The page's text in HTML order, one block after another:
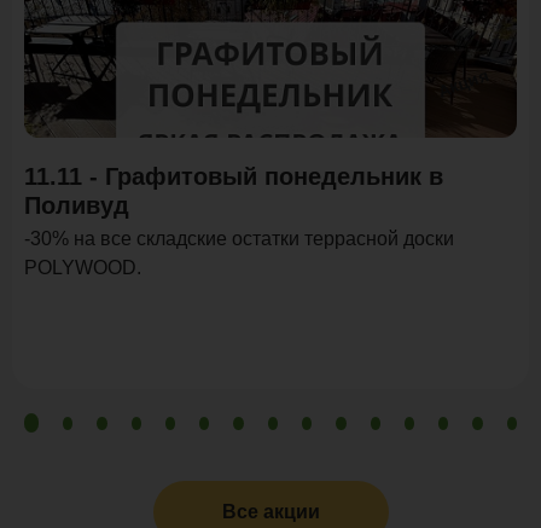
Акция
11.11 - Графитовый понедельник в
Поливуд
-30% на все складские остатки террасной доски
POLYWOOD.
Все акции